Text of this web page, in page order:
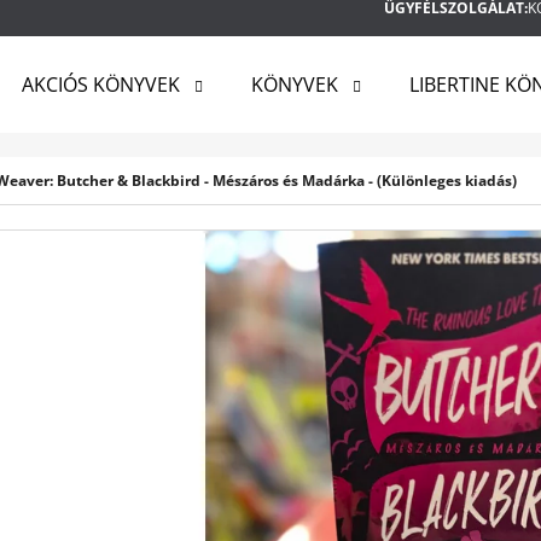
ÜGYFÉLSZOLGÁLAT:
AKCIÓS KÖNYVEK KÖNYVEK LIBERTINE
Butcher & Blackbird - Mészáros és Madárka - (Különleges kiadás)
KERESÉS
AJÁNLJUK